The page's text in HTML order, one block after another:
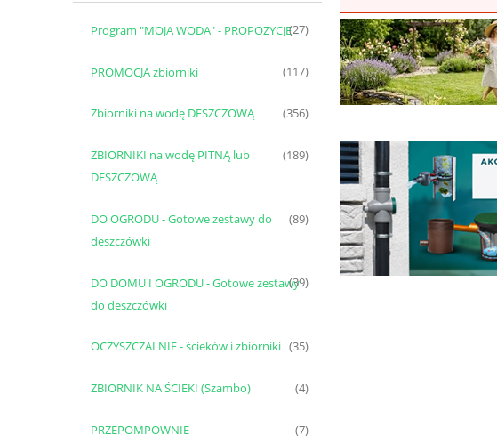
Program "MOJA WODA" - PROPOZYCJE(27)
PROMOCJA zbiorniki (117)
Zbiorniki na wodę DESZCZOWĄ (356)
ZBIORNIKI na wodę PITNĄ lub
DESZCZOWĄ
(189)
DO OGRODU - Gotowe zestawy do
deszczówki
(89)
DO DOMU I OGRODU - Gotowe zestawy
do deszczówki
(39)
OCZYSZCZALNIE - ścieków i zbiorniki (35)
ZBIORNIK NA ŚCIEKI (Szambo) (4)
PRZEPOMPOWNIE (7)